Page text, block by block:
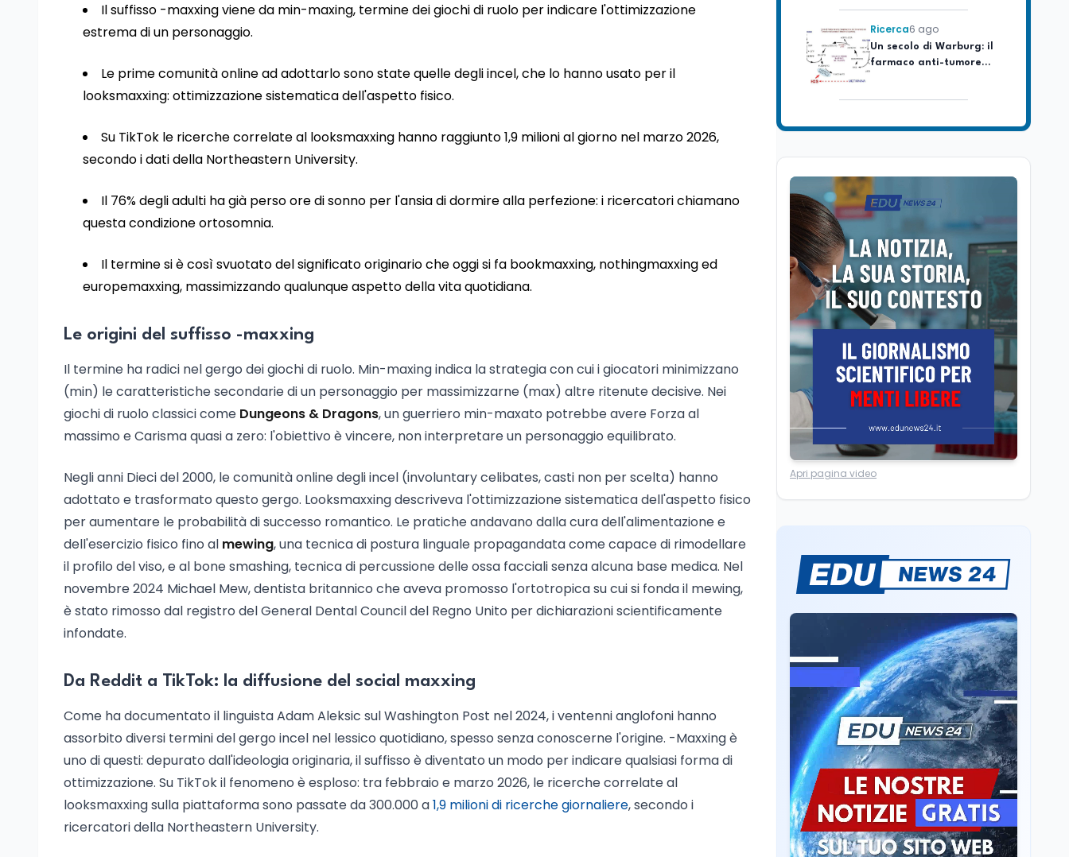
Il suffisso -maxxing viene da min-maxing, termine dei giochi di ruolo per indicare l'ottimizzazione
estrema di un personaggio.
Le prime comunità online ad adottarlo sono state quelle degli incel, che lo hanno usato per il
looksmaxxing: ottimizzazione sistematica dell'aspetto fisico.
Su TikTok le ricerche correlate al looksmaxxing hanno raggiunto 1,9 milioni al giorno nel marzo 2026,
secondo i dati della Northeastern University.
Il 76% degli adulti ha già perso ore di sonno per l'ansia di dormire alla perfezione: i ricercatori chiamano
questa condizione ortosomnia.
Il termine si è così svuotato del significato originario che oggi si fa bookmaxxing, nothingmaxxing ed
europemaxxing, massimizzando qualunque aspetto della vita quotidiana.
Le origini del suffisso -maxxing
Il termine ha radici nel gergo dei giochi di ruolo. Min-maxing indica la strategia con cui i giocatori minimizzano
(min) le caratteristiche secondarie di un personaggio per massimizzarne (max) altre ritenute decisive. Nei
giochi di ruolo classici come Dungeons & Dragons, un guerriero min-maxato potrebbe avere Forza al
massimo e Carisma quasi a zero: l'obiettivo è vincere, non interpretare un personaggio equilibrato.
Negli anni Dieci del 2000, le comunità online degli incel (involuntary celibates, casti non per scelta) hanno
adottato e trasformato questo gergo. Looksmaxxing descriveva l'ottimizzazione sistematica dell'aspetto fisico
per aumentare le probabilità di successo romantico. Le pratiche andavano dalla cura dell'alimentazione e
dell'esercizio fisico fino al mewing, una tecnica di postura linguale propagandata come capace di rimodellare
il profilo del viso, e al bone smashing, tecnica di percussione delle ossa facciali senza alcuna base medica. Nel
novembre 2024 Michael Mew, dentista britannico che aveva promosso l'ortotropica su cui si fonda il mewing,
è stato rimosso dal registro del General Dental Council del Regno Unito per dichiarazioni scientificamente
infondate.
Da Reddit a TikTok: la diffusione del social maxxing
Come ha documentato il linguista Adam Aleksic sul Washington Post nel 2024, i ventenni anglofoni hanno
assorbito diversi termini del gergo incel nel lessico quotidiano, spesso senza conoscerne l'origine. -Maxxing è
uno di questi: depurato dall'ideologia originaria, il suffisso è diventato un modo per indicare qualsiasi forma di
ottimizzazione. Su TikTok il fenomeno è esploso: tra febbraio e marzo 2026, le ricerche correlate al
looksmaxxing sulla piattaforma sono passate da 300.000 a1,9 milioni di ricerche giornaliere, secondo i
ricercatori della Northeastern University.
Un secolo di Warburg: il
che accende la glicolisi
reattori spenti
roccia
Posizioni economiche
ATA: la matematica
4.150 euro
Cultura6 ago
Spesa culturale in
Lombardia da record,
ma la voragine Nord-
Cultura6 ago
Francesco Guccini si è
spento a Pàvana: addio
Ricerca 6 ago
Un secolo di Warburg: il
Il rivelatore che 'vede' i
reattori spenti
attraverso 400 metri di
Scuola6 ago
Posizioni economiche
ATA: la matematica
degli arretrati fino a
4.150 euro
Cultura6 ago
Spesa culturale in
Lombardia da record,
ma la voragine Nord-
Sud triplica
Cultura 6 ago
Francesco Guccini si è
spento a Pàvana: addio
Apri pagina video